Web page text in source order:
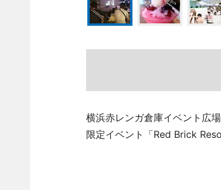
横浜赤レンガ倉庫イベント広
限定イベント「Red Brick